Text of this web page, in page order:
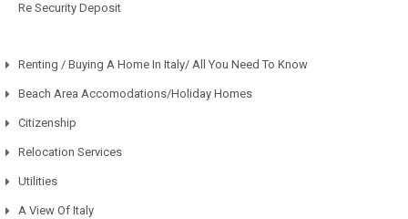
Re Security Deposit
Renting / Buying A Home In Italy/ All You Need To Know
Beach Area Accomodations/Holiday Homes
Citizenship
Relocation Services
Utilities
A View Of Italy